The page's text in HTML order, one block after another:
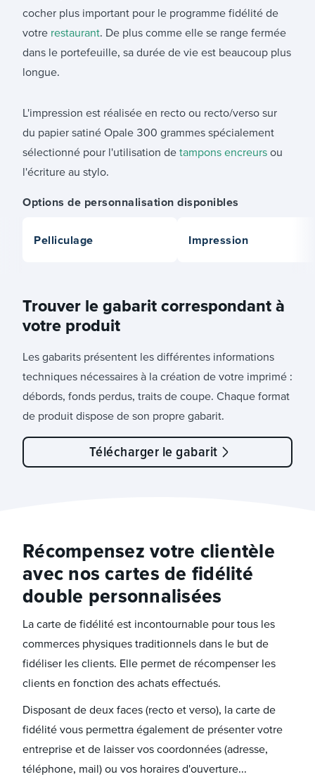
cocher plus important pour le programme fidélité de
votre restaurant. De plus comme elle se range fermée
dans le portefeuille, sa durée de vie est beaucoup plus
longue.
L'impression est réalisée en recto ou recto/verso sur
du papier satiné Opale 300 grammes spécialement
sélectionné pour l'utilisation de tampons encreurs ou
l'écriture au stylo.
Options de personnalisation disponibles
Pelliculage Impression
Trouver le gabarit correspondant à
votre produit
Les gabarits présentent les différentes informations
techniques nécessaires à la création de votre imprimé :
débords, fonds perdus, traits de coupe. Chaque format
de produit dispose de son propre gabarit.
Télécharger le gabarit
Récompensez votre clientèle
avec nos cartes de fidélité
double personnalisées
La carte de fidélité est incontournable pour tous les
commerces physiques traditionnels dans le but de
fidéliser les clients. Elle permet de récompenser les
clients en fonction des achats effectués.
Disposant de deux faces (recto et verso), la carte de
fidélité vous permettra également de présenter votre
entreprise et de laisser vos coordonnées (adresse,
téléphone, mail) ou vos horaires d'ouverture...